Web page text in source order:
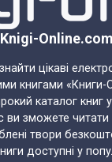
Knigi-
цікаві
книгами «Книги-
каталог книг
зможете читати
твори
доступні у